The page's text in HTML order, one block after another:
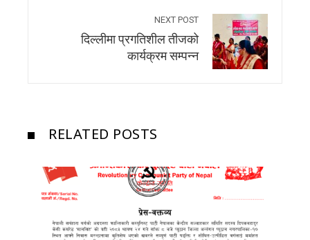
NEXT POST
दिल्लीमा प्रगतिशील तीजको
कार्यक्रम सम्पन्न
RELATED POSTS